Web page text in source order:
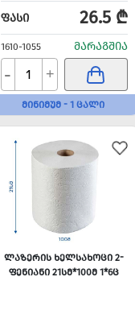
ᲤᲐᲡᲘ 26.5 ₾
1610-1055 ᲛᲐᲠᲐᲒᲨᲘᲐ
- +
ᲛᲘᲜᲘᲛᲣᲛ - 1 ᲪᲐᲚᲘ
ᲚᲐᲖᲔᲠᲘᲡ ᲮᲔᲚᲡᲐᲮᲝᲪᲘ 2-
ᲤᲔᲜᲘᲐᲜᲘ 21ᲡᲛ*100Მ 1*6Ც